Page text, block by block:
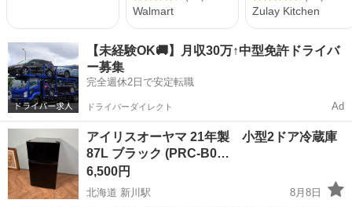
【未経験OK🚚】月収30万↑中型免許ドライバ
ー募集
完全週休2日で安定転職
ドライバーダイレクト Ad
アイリスオーヤマ 21年製 小型2ドア冷蔵庫
87L ブラック (PRC-B0…
6,500円
北海道 新川駅
8月8日